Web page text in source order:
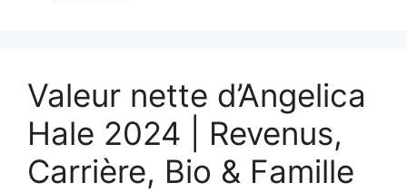
Valeur nette d’Angelica
Hale 2024 | Revenus,
Carrière, Bio & Famille